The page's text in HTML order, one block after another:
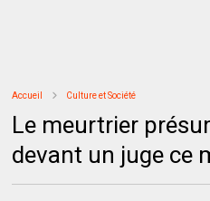
Accueil Culture et Société
Le meurtrier
devant un juge ce